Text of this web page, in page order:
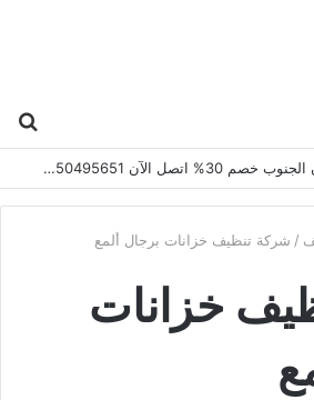
شركة تنظيف بظهران الجنوب خصم 30% اتصل الآن 0550495651
/ شركة تنظيف خزانات برجال ألمع
خزانات